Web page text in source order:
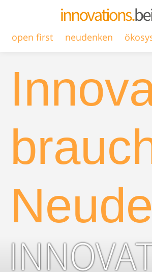
open first neudenken